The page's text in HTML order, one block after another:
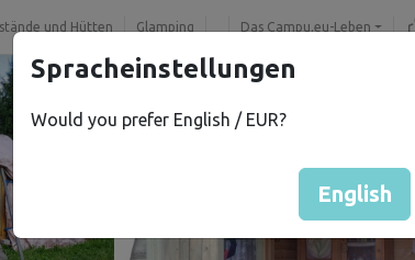
und Hütten Glamping Das Campu.eu-Leben
Spracheinstellungen
Would you prefer English / EUR?
English